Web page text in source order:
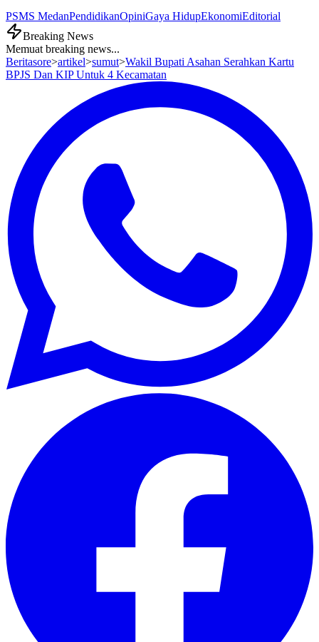
PSMS MedanPendidikanOpiniGaya HidupEkonomiEditorial
Breaking News
Memuat breaking news...
Beritasore>artikel>sumut>Wakil Bupati Asahan Serahkan Kartu
BPJS Dan KIP Untuk 4 Kecamatan